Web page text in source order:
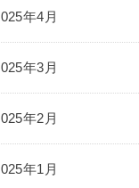
年4月
年3月
年2月
年1月